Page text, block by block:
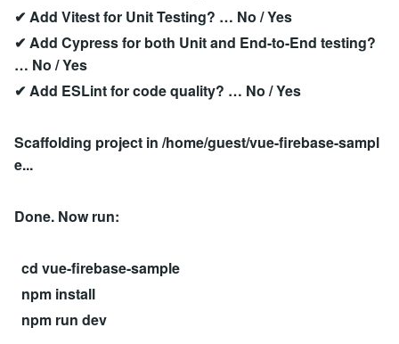
✔ Add Vitest for Unit Testing? … No / Yes
✔ Add Cypress for both Unit and End-to-End testing?
… No / Yes
✔ Add ESLint for code quality? … No / Yes
Scaffolding project in /home/guest/vue-firebase-sampl
e...
Done. Now run:
cd vue-firebase-sample
npm install
npm run dev